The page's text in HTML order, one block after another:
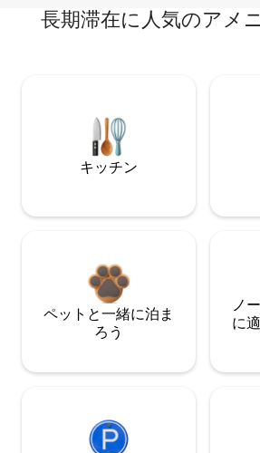
長期滞在に人気のアメ
キッチン
ペットと一緒に泊ま
ろう
ノ
に